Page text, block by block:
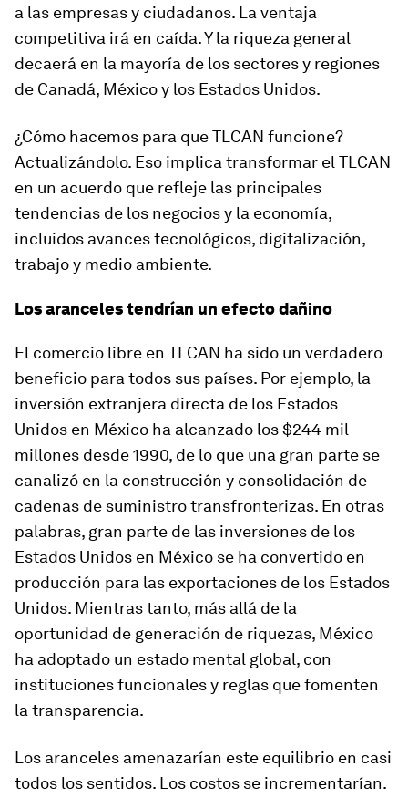
a las empresas y ciudadanos. La ventaja
competitiva irá en caída. Y la riqueza general
decaerá en la mayoría de los sectores y regiones
de Canadá, México y los Estados Unidos.
¿Cómo hacemos para que TLCAN funcione?
Actualizándolo. Eso implica transformar el TLCAN
en un acuerdo que refleje las principales
tendencias de los negocios y la economía,
incluidos avances tecnológicos, digitalización,
trabajo y medio ambiente.
Los aranceles tendrían un efecto dañino
El comercio libre en TLCAN ha sido un verdadero
beneficio para todos sus países. Por ejemplo, la
inversión extranjera directa de los Estados
Unidos en México ha alcanzado los $244 mil
millones desde 1990, de lo que una gran parte se
canalizó en la construcción y consolidación de
cadenas de suministro transfronterizas. En otras
palabras, gran parte de las inversiones de los
Estados Unidos en México se ha convertido en
producción para las exportaciones de los Estados
Unidos. Mientras tanto, más allá de la
oportunidad de generación de riquezas, México
ha adoptado un estado mental global, con
instituciones funcionales y reglas que fomenten
la transparencia.
Los aranceles amenazarían este equilibrio en casi
todos los sentidos. Los costos se incrementarían.